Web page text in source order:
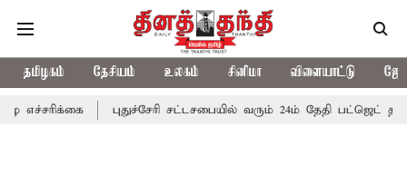
தமிழகம் தேசியம் உலகம் சினிமா விளையாட்டு
புதுச்சேரி சட்டசபையில் வரும் 24ம் தேதி பட்ஜெட் தாக்கல்